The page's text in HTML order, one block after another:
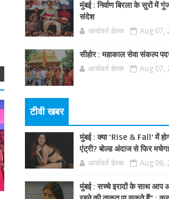
मुंबई : निर्वाण बिरला के सुरों में
संदेश
आर्यावर्त डेस्क Aug 07,
सीहोर : महाकाल सेवा संकल्प
आर्यावर्त डेस्क Aug 07,
टीवी खबर
मुंबई : क्या ‘Rise & Fall’ में
एंट्री? बोल्ड अंदाज से फिर
आर्यावर्त डेस्क Aug 06,
मुंबई : सच्चे इरादों के साथ आप